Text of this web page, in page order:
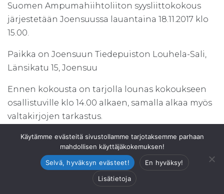
Suomen Ampumahiihtoliiton syysliittokokous
järjestetään Joensuussa lauantaina 18.11.2017 klo
15.00.
Paikka on Joensuun Tiedepuiston Louhela-Sali,
Länsikatu 15, Joensuu
Ennen kokousta on tarjolla lounas kokoukseen
osallistuville klo 14.00 alkaen, samalla alkaa myös
valtakirjojen tarkastus.
Syyskokouksessa käsiteltävät asiat:
1. Päätetään jäsenyhdistyksiltä perittävästä
Käytämme evästeitä sivustollamme tarjotaksemme parhaan
mahdollisen käyttäjäkokemuksen!
Selvä, hyväksyn evästeet!
En hyväksy!
Lisätietoja